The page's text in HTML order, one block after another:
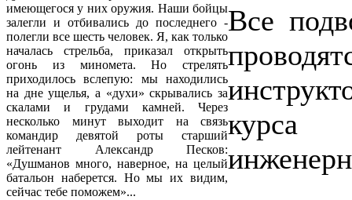
имеющегося у них оружия. Наши бойцы
залегли и отбивались до последнего -
полегли все шесть человек. Я, как только
началась стрельба, приказал открыть
огонь из миномета. Но стрелять
приходилось вслепую: мы находились
на дне ущелья, а «духи» скрывались за
скалами и грудами камней. Через
несколько минут выходит на связь
командир девятой роты старший
лейтенант Александр Песков:
«Душманов много, наверное, на целый
батальон наберется. Но мы их видим,
сейчас тебе поможем»...
Все
курса